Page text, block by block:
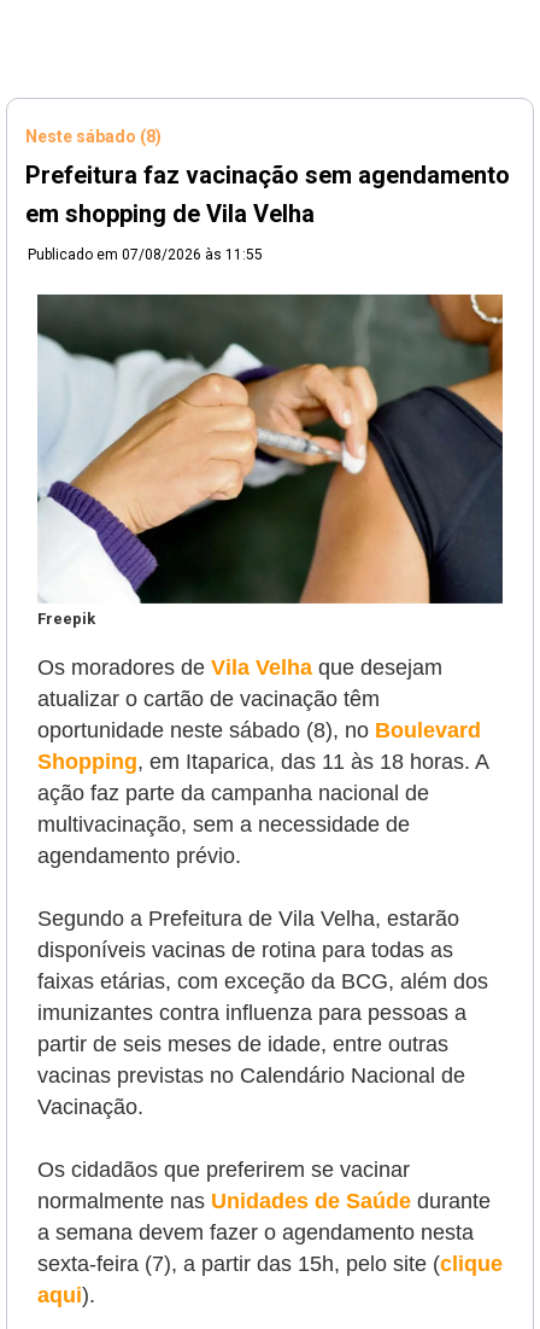
Neste sábado (8)
Prefeitura faz vacinação sem agendamento
em shopping de Vila Velha
Publicado em 07/08/2026 às 11:55
Freepik
Os moradores de Vila Velha que desejam
atualizar o cartão de vacinação têm
oportunidade neste sábado (8), no Boulevard
Shopping, em Itaparica, das 11 às 18 horas. A
ação faz parte da campanha nacional de
multivacinação, sem a necessidade de
agendamento prévio.
Segundo a Prefeitura de Vila Velha, estarão
disponíveis vacinas de rotina para todas as
faixas etárias, com exceção da BCG, além dos
imunizantes contra influenza para pessoas a
partir de seis meses de idade, entre outras
vacinas previstas no Calendário Nacional de
Vacinação.
Os cidadãos que preferirem se vacinar
normalmente nas Unidades de Saúde durante
a semana devem fazer o agendamento nesta
sexta-feira (7), a partir das 15h, pelo site (clique
aqui).